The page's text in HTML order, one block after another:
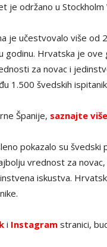
je održano u
je učestvovalo više
godinu. Hrvatska je
za novac i
1.500 švedskih
Španije, saznajte više
pokazalo su
vrednost za
iskustva.
i Instagram stranici,